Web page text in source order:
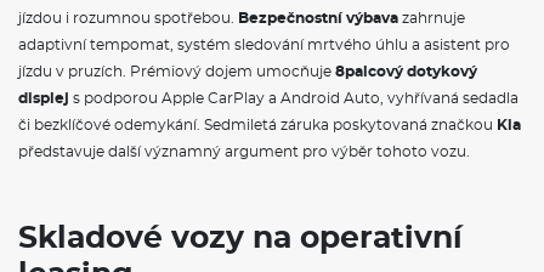
Jízda v pruzích
Zadní parkovací senzory
Zadní parkovací kamera
Vyhřívané zadní sklo
Vyhřívané přední sedadla a volant
Navigace
jízdou i rozumnou spotřebou.
Bezpečnostní výbava zahrnuje
adaptivní tempomat, systém sledování mrtvého úhlu a asistent pro
jízdu v pruzích. Prémiový dojem umocňuje 8palcový dotykový
displej s podporou Apple CarPlay a Android Auto, vyhřívaná sedadla
či bezklíčové odemykání. Sedmiletá záruka poskytovaná značkou Kia
představuje další významný argument pro výběr tohoto vozu.
Skladové vozy na operativní